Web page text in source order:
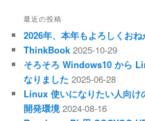
最近の投稿
2026年、本年もよろしくお
ThinkBook 2025-10-29
そろそろ Windows10 から
なりました 2025-06-28
Linux 使いになりたい人向
開発環境 2024-08-16